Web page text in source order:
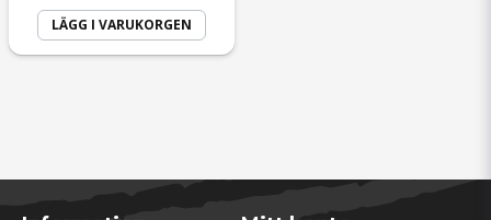
LÄGG I VARUKORGEN